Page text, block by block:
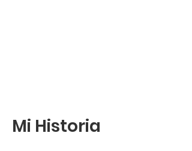
Mi Historia